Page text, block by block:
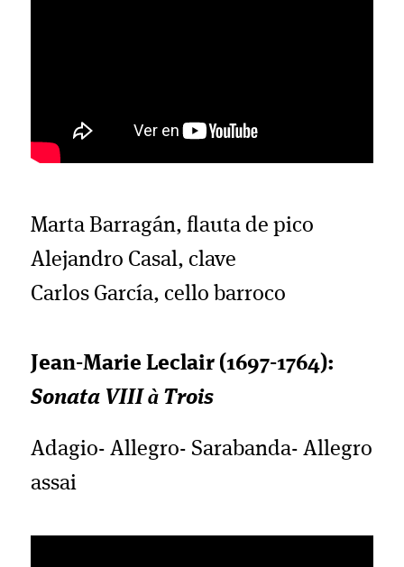
Marta Barragán, flauta de pico
Alejandro Casal, clave
Carlos García, cello barroco
Jean-Marie Leclair (1697-1764):
Sonata VIII à Trois
Adagio- Allegro- Sarabanda- Allegro
assai